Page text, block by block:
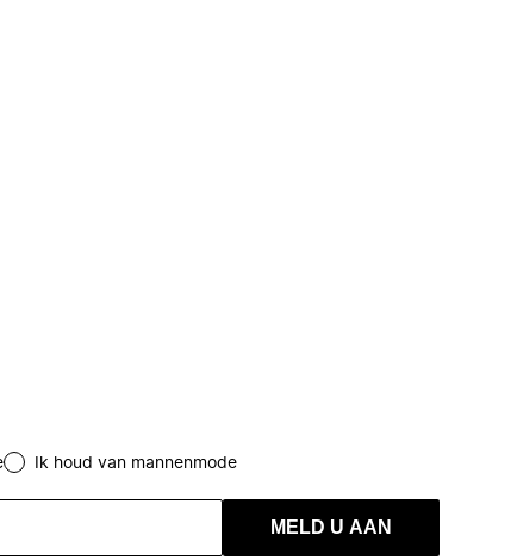
Ik houd van mannenmode
MELD U AAN